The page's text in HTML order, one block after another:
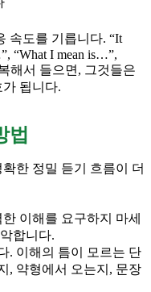
속도를 기릅니다. “It
“What I mean is…”,
해서 들으면, 그것들은
됩니다.
법
한 정밀 듣기 흐름이 더
이해를 요구하지 마세
합니다.
. 이해의 틈이 모르는 단
, 약형에서 오는지, 문장